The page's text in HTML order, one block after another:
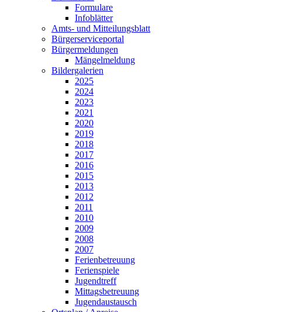
Formulare
Infoblätter
Amts- und Mitteilungsblatt
Bürgerserviceportal
Bürgermeldungen
Mängelmeldung
Bildergalerien
2025
2024
2023
2021
2020
2019
2018
2017
2016
2015
2013
2012
2011
2010
2009
2008
2007
Ferienbetreuung
Ferienspiele
Jugendtreff
Mittagsbetreuung
Jugendaustausch